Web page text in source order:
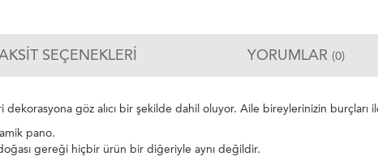
SEÇENEKLERI YORUMLAR (0)
dekorasyona göz alıcı bir şekilde dahil oluyor. Aile bireylerinizin burçları
pano.
gereği hiçbir ürün bir diğeriyle aynı değildir.